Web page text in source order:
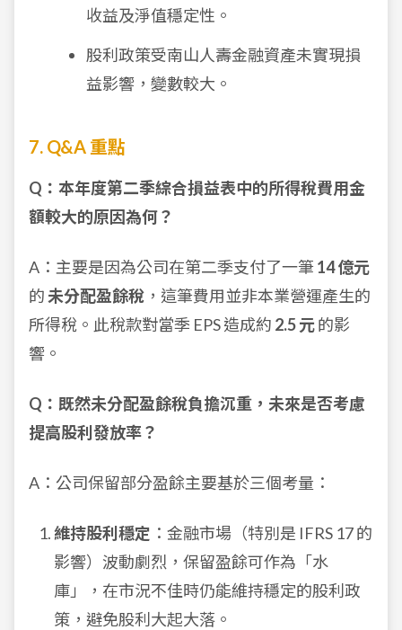
收益及淨值穩定性。
股利政策受南山人壽金融資產未實現損
益影響，變數較大。
7. Q&A 重點
Q：本年度第二季綜合損益表中的所得稅費用金
額較大的原因為何？
A：主要是因為公司在第二季支付了一筆14 億元
的 未分配盈餘稅 ，這筆費用並非本業營運產生的
所得稅。此稅款對當季 EPS 造成約 2.5 元的影
響。
Q：既然未分配盈餘稅負擔沉重，未來是否考慮
提高股利發放率？
A：公司保留部分盈餘主要基於三個考量：
維持股利穩定 ：金融市場（特別是 IFRS 17 的
影響）波動劇烈，保留盈餘可作為「水
庫」，在市況不佳時仍能維持穩定的股利政
策，避免股利大起大落。